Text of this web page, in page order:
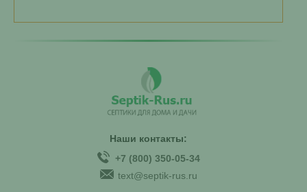
Наши контакты:
+7 (800) 350-05-34
text@septik-rus.ru